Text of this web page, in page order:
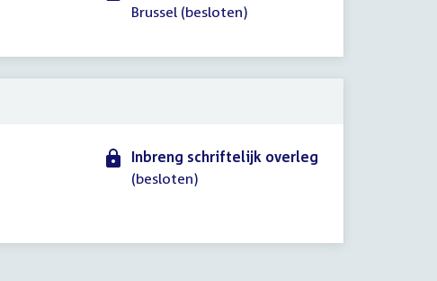
Brussel (besloten)
Inbreng schriftelijk overleg
(besloten)